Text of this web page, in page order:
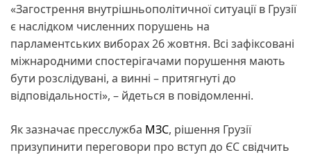
«Загострення внутрішньополітичної ситуації в Грузії
є наслідком численних порушень на
парламентських виборах 26 жовтня. Всі зафіксовані
міжнародними спостерігачами порушення мають
бути розслідувані, а винні – притягнуті до
відповідальності», – йдеться в повідомленні.
Як зазначає пресслужба МЗС, рішення Грузії
призупинити переговори про вступ до ЄС свідчить